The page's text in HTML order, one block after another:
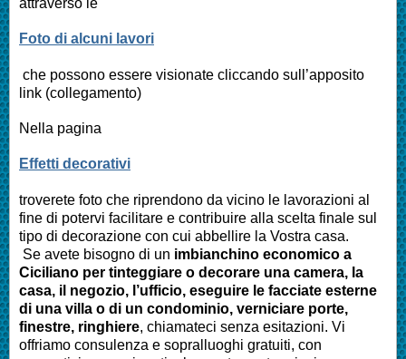
Foto di alcuni lavori
che possono essere visionate cliccando sull’apposito
link (collegamento)
Nella pagina
Effetti decorativi
troverete foto che riprendono da vicino le lavorazioni al
fine di potervi facilitare e contribuire alla scelta finale sul
tipo di decorazione con cui abbellire la Vostra casa.
Se avete bisogno di un imbianchino economico a
Ciciliano per tinteggiare o decorare una camera, la
casa, il negozio, l’ufficio, eseguire le facciate esterne
di una villa o di un condominio, verniciare porte,
finestre, ringhiere, chiamateci senza esitazioni. Vi
offriamo consulenza e sopralluoghi gratuiti, con